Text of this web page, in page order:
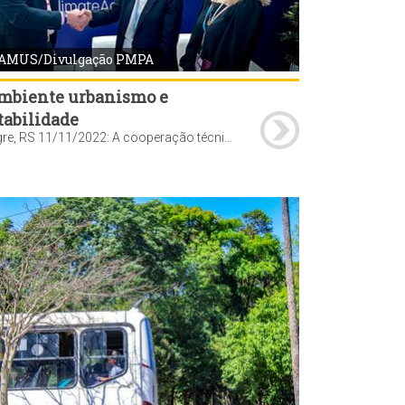
Divulgação PMPA
urbanismo e